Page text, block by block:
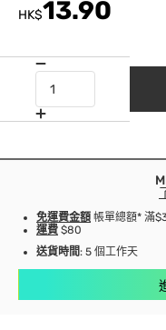
HK$13.90
免運費金額 帳單總額* 滿
運費 $80
送貨時間: 5 個工作天